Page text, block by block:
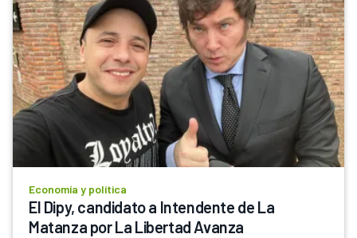
Economía y política
El Dipy, candidato a Intendente de La
Matanza por La Libertad Avanza